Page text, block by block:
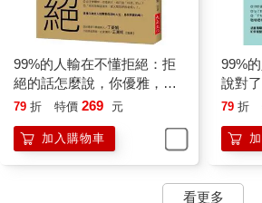
會發生什麼呢？
‧當你被拒絕時，不妨用一個全新的方案再
接放棄。
‧即使被拒絕，也要繼續思考這個想法。當
時，事實自然會說話。
用的方案，再進一步陳述你的觀點。若你
‧有時拒絕很可能意味著，這是一個非常規
99%的人輸在不懂拒絕：拒
絕的話怎麼說，你優雅，他
溫暖；或用一個動作，對方
79 折 特價 269 元
加入購物車
99%
說對
該怎
79 折
看更多